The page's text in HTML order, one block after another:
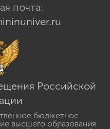
почта:
Российской
бюджетное
высшего образования